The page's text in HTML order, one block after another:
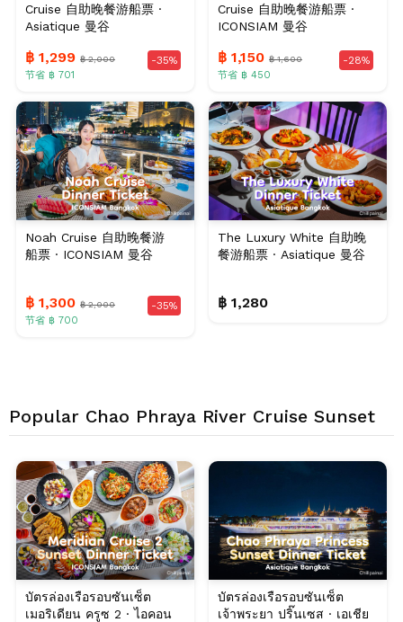
Cruise 自助晚餐游船票 ·
Asiatique 曼谷
฿ 1,299 ฿ 2,000
节省 ฿ 701
-35%
Cruise 自助晚餐游船票 ·
ICONSIAM 曼谷
฿ 1,150 ฿ 1,600
节省 ฿ 450
-28%
Noah Cruise 自助晚餐游
船票 · ICONSIAM 曼谷
฿ 1,300 ฿ 2,000
节省 ฿ 700
-35%
The Luxury White 自助晚
餐游船票 · Asiatique 曼谷
฿ 1,280
Popular Chao Phraya River Cruise Sunset
บัตรล่องเรือรอบซันเซ็ต
เมอริเดียน ครูซ 2 · ไอคอน
บัตรล่องเรือรอบซันเซ็ต
เจ้าพระยา ปริ๊นเซส · เอเชีย